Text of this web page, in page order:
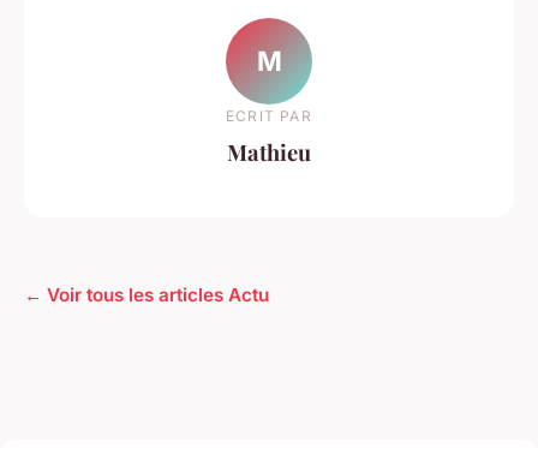
M
ECRIT PAR
Mathieu
← Voir tous les articles Actu